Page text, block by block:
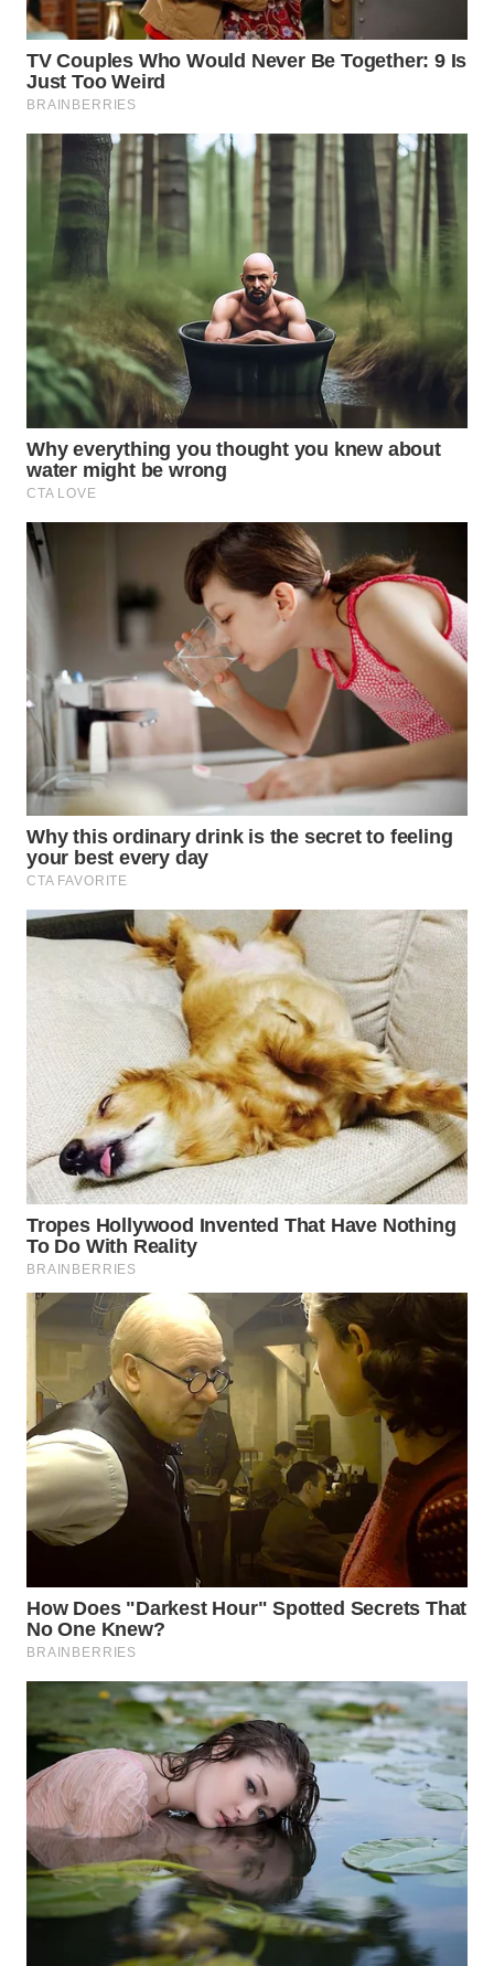
WN
TAPANULI
SELATAN
WN
TANJUNG
LESUNG
WN
SIMALUNGUN
WN
LABUHANBATU
WN
TAPANULI
TENGAH
WN
TEBING
TINGGI
WN
PAKPAK
WN
KARAWANG
WN
WN
BOGOR
WN
DEPOK
WN
TAPANULI
UTARA
SAMOSIR
PADANG
LAWAS
WN
SUMEDANG
WN
WN
KEPULAUAN
SERIBU
WN
TANGERANG
WN
BINJAI
WN